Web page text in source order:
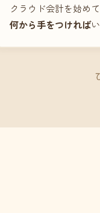
クラウド会計を始め
何から手をつければ